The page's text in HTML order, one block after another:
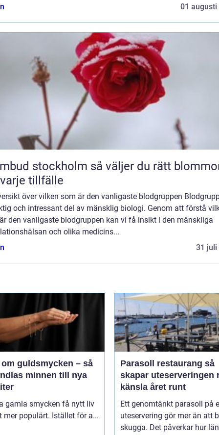
01 augusti
stockholm så väljer du rätt blommor
tillfälle
över vilken som är den vanligaste blodgruppen
och intressant del av mänsklig biologi. Genom att förstå
den vanligaste blodgruppen kan vi få insikt i den mänskliga
och olika medicins...
31 juli
guldsmycken – så
minnen till nya
gamla smycken få nytt liv
mer populärt. Istället för a...
Parasoll restaurang så
skapar uteserveringen
känsla året runt
Ett genomtänkt parasoll på
uteservering gör mer än att
skugga. Det påverkar hur